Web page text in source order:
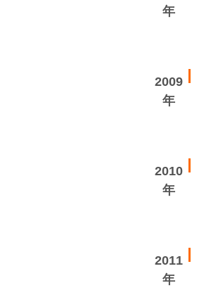
年
2009
年
2010
年
2011
年